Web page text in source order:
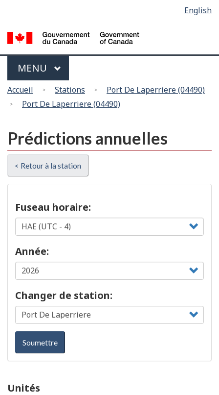
main
content
la
version
HTML
la
langue
English
Menu
MAIN
MENU
Vous
êtes
Accueil Stations
Port De Laperriere (04490)
Port De Laperriere (04490)
Prédictions annuelles
< Retour à la station
Fuseau horaire:
Année:
Changer de station:
Soumettre
Unités